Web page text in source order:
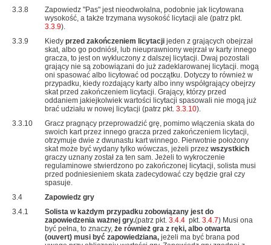
3.3.8
Zapowiedz "Pas" jest nieodwołalna, podobnie jak licytowana
wysokość, a także trzymana wysokość licytacji ale (patrz pkt.
3.3.9).
3.3.9
Kiedy przed zakończeniem licytacji jeden z grających obejrzał
skat, albo go podniósł, lub nieuprawniony wejrzał w karty innego
gracza, to jest on wykluczony z dalszej licytacji. Dwaj pozostali
grający nie są zobowiązani do już zadeklarowanej licytacji. mogą
oni spasować albo licytować od początku. Dotyczy to również w
przypadku, kiedy rozdający karty albo inny współgrający obejrzy
skat przed zakończeniem licytacji. Grający, którzy przed
oddaniem jakiejkolwiek wartości licytacji spasowali nie mogą już
brać udziału w nowej licytacji (patrz pkt. 3.3.10).
3.3.10
Gracz pragnący przeprowadzić grę, pomimo włączenia skata do
swoich kart przez innego gracza przed zakończeniem licytacji,
otrzymuje dwie z dwunastu kart winnego. Pierwotnie położony
skat może być wydany tylko wówczas, jeżeli przez wszystkich
graczy uznany został za ten sam. Jeżeli to wykroczenie
regulaminowe stwierdzono po zakończonej licytacji, solista musi
przed podniesieniem skata zadecydować czy będzie grał czy
spasuje.
3.4
Zapowiedz gry
3.4.1
Solista w każdym przypadku zobowiązany jest do
zapowiedzenia ważnej gry.(patrz pkt. 3.4.4 pkt. 3.4.7) Musi ona
być pełna, to znaczy, że również gra z ręki, albo otwarta
(ouvert) musi być zapowiedziana, jeżeli ma być brana pod